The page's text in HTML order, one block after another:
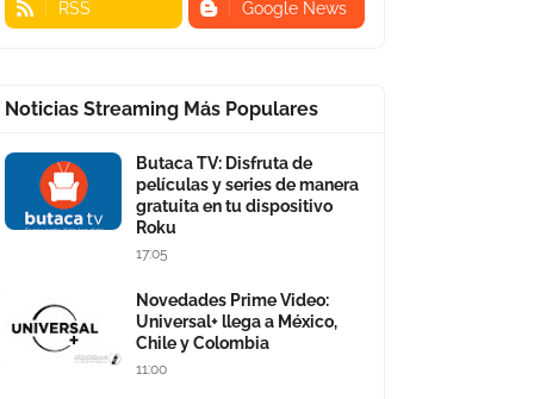
RSS Google News
Noticias Streaming Más Populares
Butaca TV: Disfruta de
películas y series de manera
gratuita en tu dispositivo
Roku
17:05
Novedades Prime Video:
Universal+ llega a México,
Chile y Colombia
11:00